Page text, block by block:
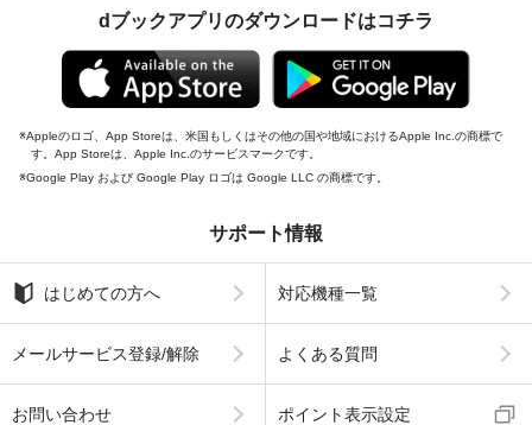
dブックアプリのダウンロードはコチラ
Appleのロゴ、App Storeは、米国もしくはその他の国や地域におけるApple Inc.の商標で
す。App Storeは、Apple Inc.のサービスマークです。
Google Play および Google Play ロゴは Google LLC の商標です。
サポート情報
はじめての方へ 対応機種一覧
メールサービス登録/解除 よくある質問
お問い合わせ ポイント表示設定